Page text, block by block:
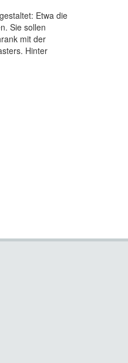
Etwa die
Sie sollen
mit der
Hinter